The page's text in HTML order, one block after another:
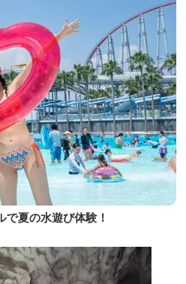
夏の水遊び体験！